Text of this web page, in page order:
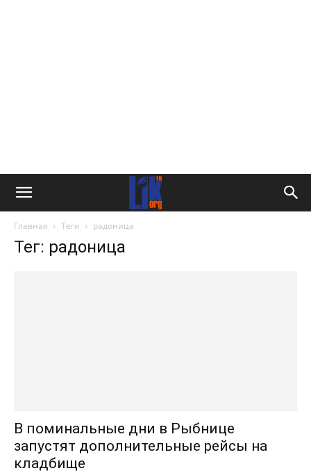
Главная Теги радоница
Тег: радоница
В поминальные дни в Рыбнице
запустят дополнительные рейсы на
кладбище